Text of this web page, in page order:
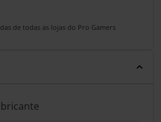
de todas as lojas do Pro Gamers